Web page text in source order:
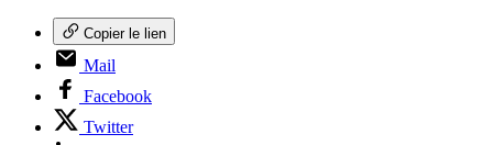
Copier le lien
Mail
Facebook
Twitter